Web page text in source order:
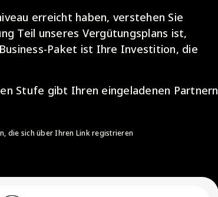
erreicht haben, verstehen Sie
Teil unseres Vergütungsplans ist,
Paket ist Ihre Investition, die
Stufe gibt Ihren eingeladenen Partnern
die sich über Ihren Link registrieren